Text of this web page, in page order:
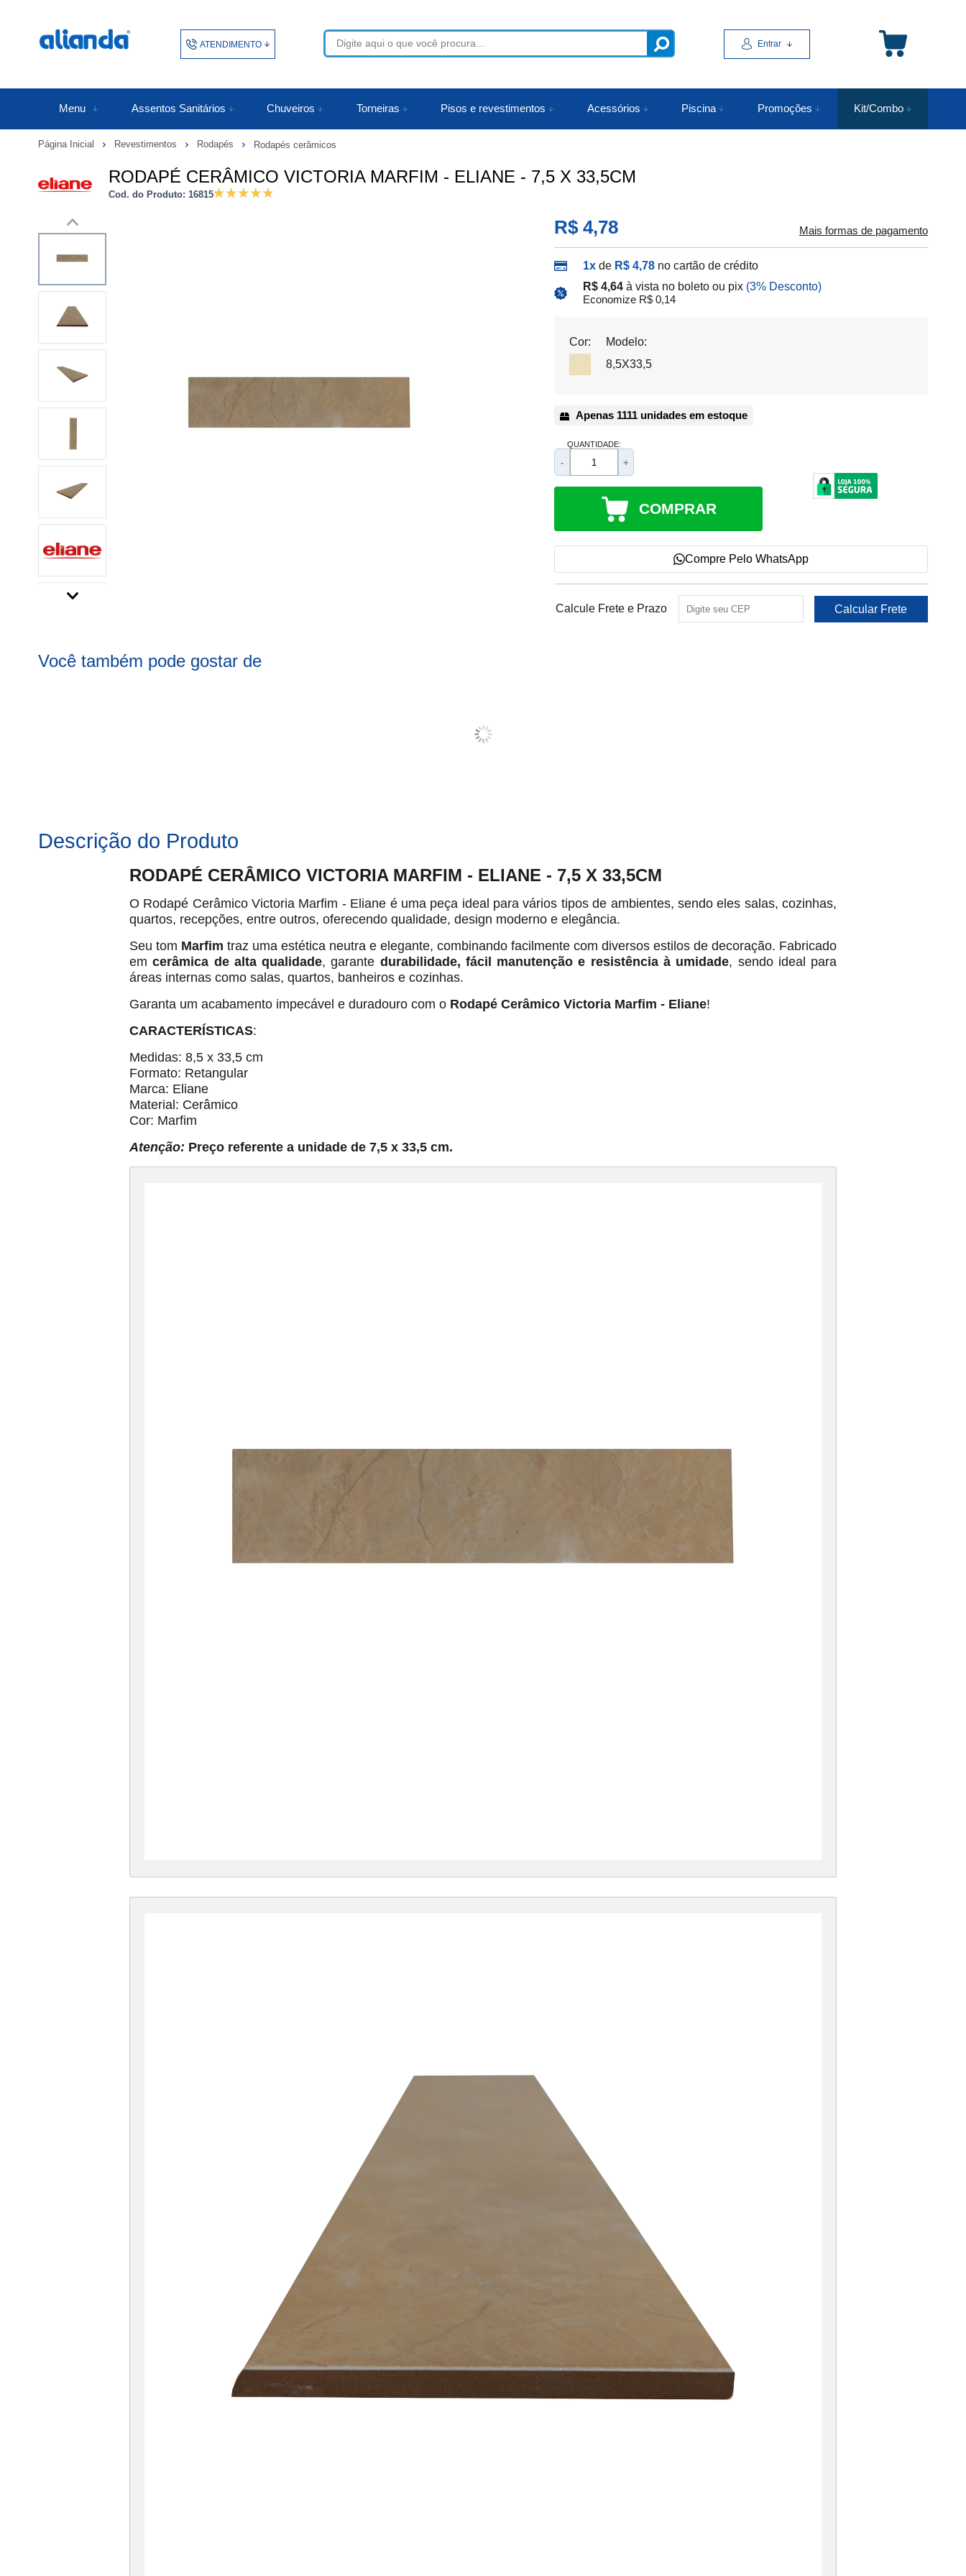
ATENDIMENTO
4834381753
atendimento@alianda.com.br
Entrar
Menu Assentos Sanitários Chuveiros Torneiras Pisos e revestimentos Acessórios Piscina Promoções Kit/Combo
Página Inicial Revestimentos Rodapés Rodapés cerâmicos
RODAPÉ CERÂMICO VICTORIA MARFIM - ELIANE - 7,5 X 33,5CM
Cod. do Produto: 16815
R$ 4,78 Mais formas de pagamento
1x de R$ 4,78 no cartão de crédito
R$ 4,64à vista no boleto ou pix (3% Desconto)
Economize R$ 0,14
Cor:
Modelo:
8,5X33,5
Apenas 1111 unidades em estoque
QUANTIDADE:
- +
COMPRAR
Compre Pelo WhatsApp
Calcule Frete e Prazo
Você também pode gostar de
Descrição do Produto
RODAPÉ CERÂMICO VICTORIA MARFIM - ELIANE - 7,5 X 33,5CM
O Rodapé Cerâmico Victoria Marfim - Eliane é uma peça ideal para vários tipos de ambientes, sendo eles salas, cozinhas,
quartos, recepções, entre outros, oferecendo qualidade, design moderno e elegância.
Seu tom Marfim traz uma estética neutra e elegante, combinando facilmente com diversos estilos de decoração. Fabricado
emcerâmica de alta qualidade, garante durabilidade, fácil manutenção e resistência à umidade, sendo ideal para
áreas internas como salas, quartos, banheiros e cozinhas.
Garanta um acabamento impecável e duradouro com o Rodapé Cerâmico Victoria Marfim - Eliane!
CARACTERÍSTICAS:
Medidas: 8,5 x 33,5 cm
Formato: Retangular
Marca: Eliane
Material: Cerâmico
Cor: Marfim
Atenção: Preço referente a unidade de 7,5 x 33,5 cm.